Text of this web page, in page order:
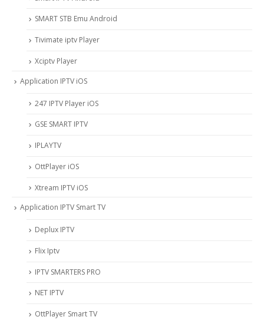
SMART STB Emu Android
Tivimate iptv Player
Xciptv Player
Application IPTV iOS
247 IPTV Player iOS
‎GSE SMART IPTV
IPLAYTV
OttPlayer iOS
Xtream IPTV iOS
Application IPTV Smart TV
Deplux IPTV
Flix Iptv
IPTV SMARTERS PRO
NET IPTV
OttPlayer Smart TV